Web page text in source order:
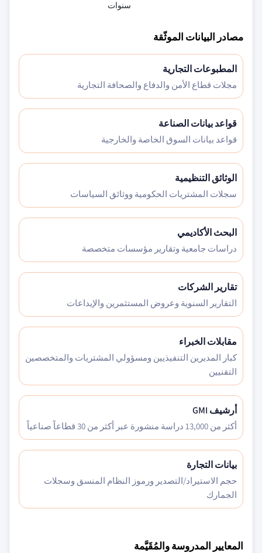
سنوات
مصادر البيانات الموثّقة
المطبوعات التجارية
مجلات قطاع الأمن والدفاع والصحافة التجارية
قواعد بيانات الصناعة
قواعد بيانات السوق الخاصة والخارجية
الوثائق التنظيمية
سجلات المشتريات الحكومية ووثائق السياسات
البحث الأكاديمي
دراسات جامعية وتقارير مؤسسات متخصصة
تقارير الشركات
التقارير السنوية وعروض المستثمرين والإيداعات
مقابلات الخبراء
كبار المديرين التنفيذيين ومسؤولي المشتريات والمتخصصين
التقنيين
أرشيف GMI
أكثر من 13,000 دراسة منشورة عبر أكثر من 30 قطاعاً صناعياً
بيانات التجارة
حجم الاستيراد/التصدير ورموز النظام المنسق وسجلات
الجمارك
المعايير المدروسة والمُقَيَّمة